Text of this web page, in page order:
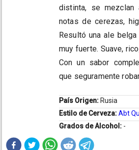
distinta, se mezclan
notas de cerezas,
Resultó una ale
muy fuerte. Suave,
Con un sabor
que seguramente
País Origen: Rusia
Estilo de Cerveza:Abt
Grados de Alcohol: -